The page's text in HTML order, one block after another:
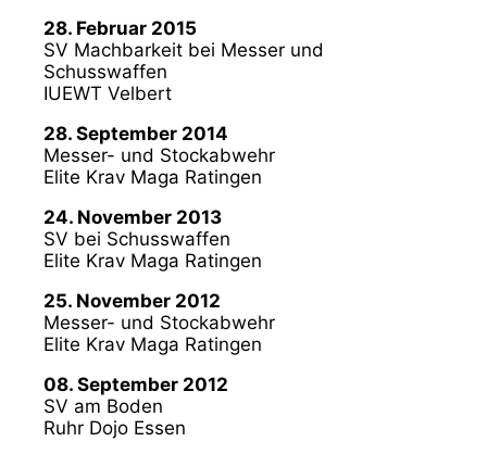
28. Februar 2015
SV Machbarkeit bei Messer und
Schusswaffen
IUEWT Velbert
28. September 2014
Messer- und Stockabwehr
Elite Krav Maga Ratingen
24. November 2013
SV bei Schusswaffen
Elite Krav Maga Ratingen
25. November 2012
Messer- und Stockabwehr
Elite Krav Maga Ratingen
08. September 2012
SV am Boden
Ruhr Dojo Essen